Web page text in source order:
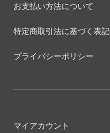
お支払い方法について
特定商取引法に基づく表記
プライバシーポリシー
マイアカウント